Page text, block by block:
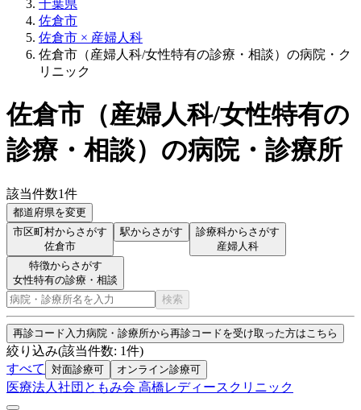
千葉県
佐倉市
佐倉市 × 産婦人科
佐倉市（産婦人科/女性特有の診療・相談）の病院・ク
リニック
佐倉市 （産婦人科/女性特有の
診療・相談） の病院・診療所
該当件数1件
都道府県を変更
市区町村からさがす
佐倉市
駅からさがす
診療科からさがす
産婦人科
特徴からさがす
女性特有の診療・相談
検索
再診コード入力病院・診療所から再診コードを受け取った方はこちら
絞り込み(該当件数: 1件)
すべて
対面診療可 オンライン診療可
医療法人社団ともみ会 高橋レディースクリニック